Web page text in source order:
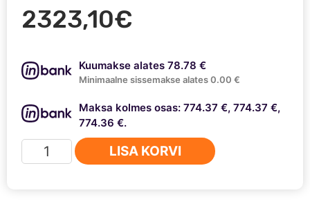
2323,10€
Kuumakse alates 78.78 €
Minimaalne sissemakse alates 0.00 €
Maksa kolmes osas: 774.37 €, 774.37 €,
774.36 €.
Isuzu
D-
LISA KORVI